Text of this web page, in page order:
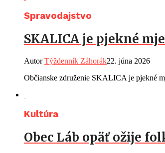
Spravodajstvo
SKALICA je pjekné
AutorTýždenník Záhorák22. júna 2026
Občianske združenie SKALICA je pjekné
Kultúra
Obec Láb opäť ožije